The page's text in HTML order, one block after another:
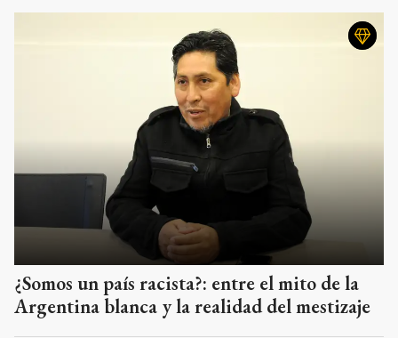
¿Somos un país racista?: entre el mito de la
Argentina blanca y la realidad del mestizaje